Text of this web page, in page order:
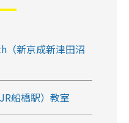
（新京成新津田沼
船橋駅）教室